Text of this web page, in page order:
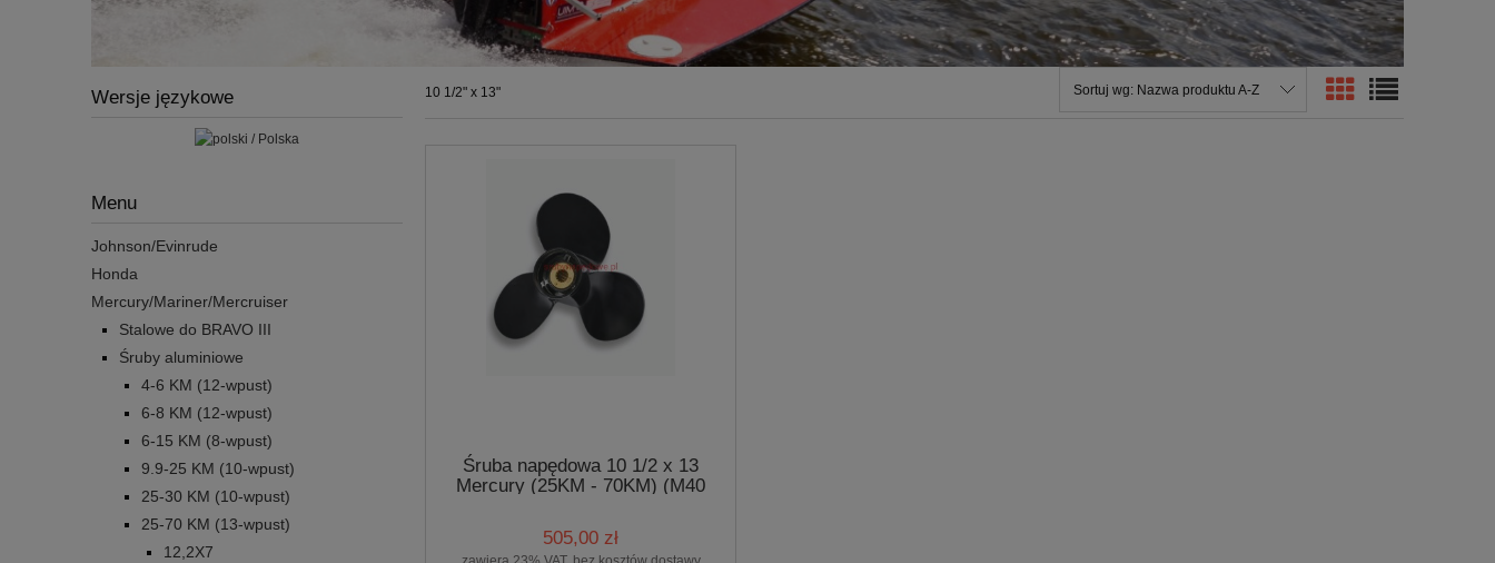
Wersje językowe
Menu
Johnson/Evinrude
Honda
Mercury/Mariner/Mercruiser
Stalowe do BRAVO III
Śruby aluminiowe
4-6 KM (12-wpust)
6-8 KM (12-wpust)
6-15 KM (8-wpust)
9.9-25 KM (10-wpust)
25-30 KM (10-wpust)
25-70 KM (13-wpust)
12,2X7
10 1/2" x 13" Sortuj wg: Nazwa produktu A-Z
Śruba napędowa 10 1/2 x 13
Mercury (25KM - 70KM) (M40
505,00 zł